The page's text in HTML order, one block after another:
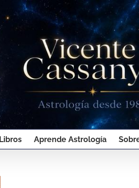
Libros Aprende Astrología